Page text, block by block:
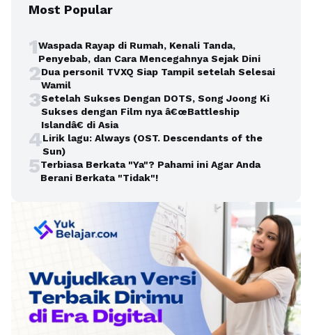
Most Popular
1Waspada Rayap di Rumah, Kenali Tanda,
Penyebab, dan Cara Mencegahnya Sejak Dini
2Dua personil TVXQ Siap Tampil setelah Selesai
Wamil
3Setelah Sukses Dengan DOTS, Song Joong Ki
Sukses dengan Film nya â€œBattleship
Islandâ€ di Asia
4Lirik lagu: Always (OST. Descendants of the
Sun)
5Terbiasa Berkata "Ya"? Pahami ini Agar Anda
Berani Berkata "Tidak"!